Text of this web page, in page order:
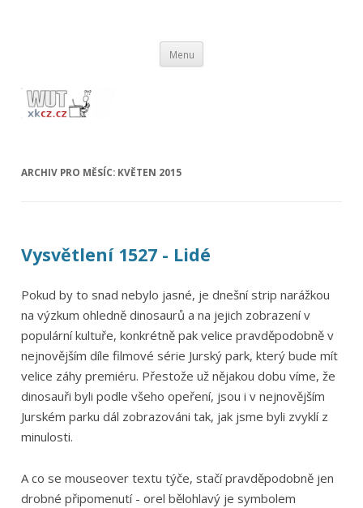
Menu
ARCHIV PRO MĚSÍC: KVĚTEN 2015
Vysvětlení 1527 - Lidé
Pokud by to snad nebylo jasné, je dnešní strip narážkou
na výzkum ohledně dinosaurů a na jejich zobrazení v
populární kultuře, konkrétně pak velice pravděpodobně v
nejnovějším díle filmové série Jurský park, který bude mít
velice záhy premiéru. Přestože už nějakou dobu víme, že
dinosauři byli podle všeho opeření, jsou i v nejnovějším
Jurském parku dál zobrazováni tak, jak jsme byli zvyklí z
minulosti.
A co se mouseover textu týče, stačí pravděpodobně jen
drobné připomenutí - orel bělohlavý je symbolem